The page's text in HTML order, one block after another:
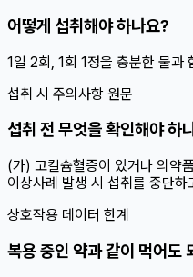
어떻게 섭취해야 하나요?
1일 2회, 1회 1정을 충분한 물과
섭취 시 주의사항 원문
섭취 전 무엇을 확인해야 하
(가) 고칼슘혈증이 있거나 의약
이상사례 발생 시 섭취를 중단
상호작용 데이터 한계
복용 중인 약과 같이 먹어도